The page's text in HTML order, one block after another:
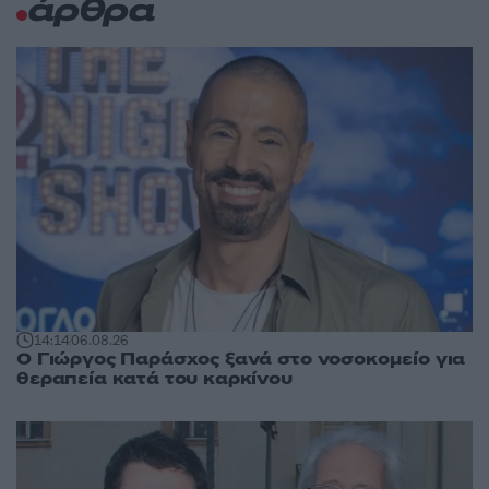
άρθρα
14:1406.08.26
O Γιώργος Παράσχος ξανά στο νοσοκομείο για
θεραπεία κατά του καρκίνου